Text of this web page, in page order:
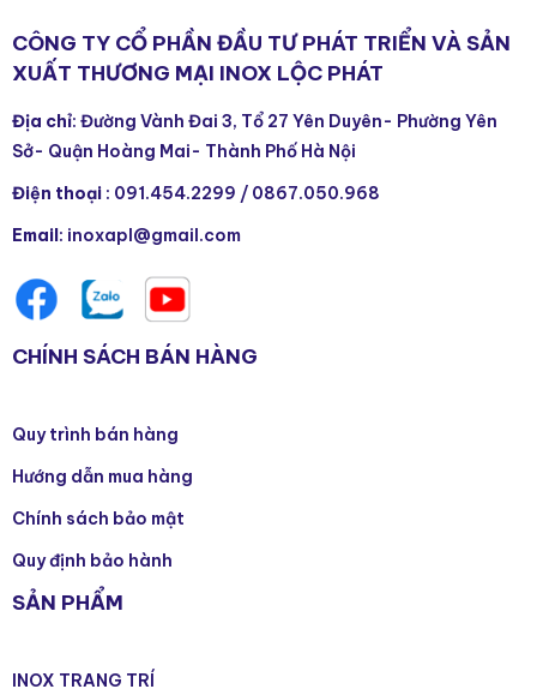
CÔNG TY CỔ PHẦN ĐẦU TƯ PHÁT TRIỂN VÀ SẢN
XUẤT THƯƠNG MẠI INOX LỘC PHÁT
Địa chỉ: Đường Vành Đai 3, Tổ 27 Yên Duyên- Phường Yên
Sở- Quận Hoàng Mai- Thành Phố Hà Nội
Điện thoại : 091.454.2299 / 0867.050.968
Email: inoxapl@gmail.com
CHÍNH SÁCH BÁN HÀNG
Quy trình bán hàng
Hướng dẫn mua hàng
Chính sách bảo mật
Quy định bảo hành
SẢN PHẨM
INOX TRANG TRÍ